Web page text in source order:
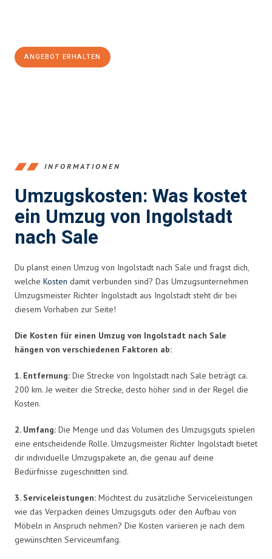
ANGEBOT ERHALTEN
INFORMATIONEN
Umzugskosten: Was kostet
ein Umzug von Ingolstadt
nach Sale
Du planst einen Umzug von Ingolstadt nach Sale und fragst dich,
welche Kosten damit verbunden sind? Das Umzugsunternehmen
Umzugsmeister Richter Ingolstadt aus Ingolstadt steht dir bei
diesem Vorhaben zur Seite!
Die Kosten für einen Umzug von Ingolstadt nach Sale
hängen von verschiedenen Faktoren ab:
1. Entfernung: Die Strecke von Ingolstadt nach Sale beträgt ca.
200 km. Je weiter die Strecke, desto höher sind in der Regel die
Kosten.
2. Umfang: Die Menge und das Volumen des Umzugsguts spielen
eine entscheidende Rolle. Umzugsmeister Richter Ingolstadt bietet
dir individuelle Umzugspakete an, die genau auf deine
Bedürfnisse zugeschnitten sind.
3. Serviceleistungen: Möchtest du zusätzliche Serviceleistungen
wie das Verpacken deines Umzugsguts oder den Aufbau von
Möbeln in Anspruch nehmen? Die Kosten variieren je nach dem
gewünschten Serviceumfang.